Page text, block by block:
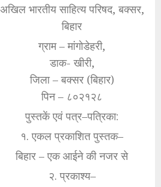
अखिल भारतीय साहित्य परिषद, बक्सर,
बिहार
ग्राम – मांगोडेहरी,
डाक- खीरी,
जिला – बक्सर (बिहार)
पिन – ८०२१२८
पुस्तकें एवं पत्र–पत्रिका:
१. एकल प्रकाशित पुस्तक–
बिहार – एक आईने की नजर से
२. प्रकाश्य–